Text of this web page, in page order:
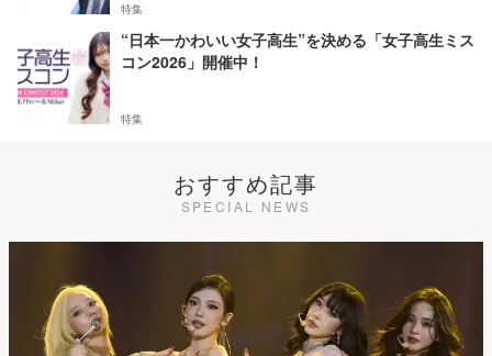
特集
“日本一かわいい女子高生”を決める「女子高生ミス
コン2026」開催中！
特集
おすすめ記事
SPECIAL NEWS